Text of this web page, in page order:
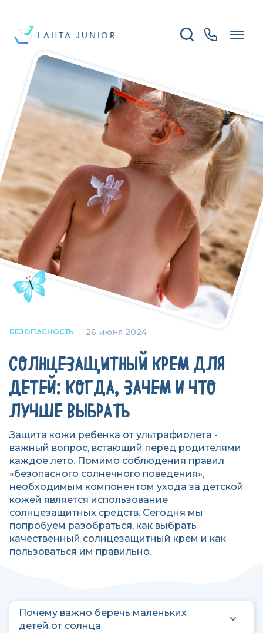
LAHTA JUNIOR
БЕЗОПАСНОСТЬ 26 июня 2024
СОЛНЦЕЗАЩИТНЫЙ КРЕМ ДЛЯ
ДЕТЕЙ: КОГДА, ЗАЧЕМ И ЧТО
ЛУЧШЕ ВЫБРАТЬ
Защита кожи ребенка от ультрафиолета -
важный вопрос, встающий перед родителями
каждое лето. Помимо соблюдения правил
«безопасного солнечного поведения»,
необходимым компонентом ухода за детской
кожей является использование
солнцезащитных средств. Сегодня мы
попробуем разобраться, как выбрать
качественный солнцезащитный крем и как
пользоваться им правильно.
Почему важно беречь маленьких
детей от солнца